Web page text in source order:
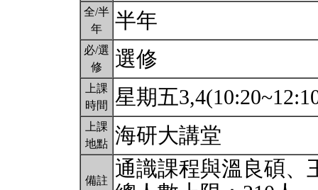
全/半
年
半年
必/選
修
選修
上課
時間
星期五
上課
地點 海研大講堂
備註
通識課程與溫良碩、